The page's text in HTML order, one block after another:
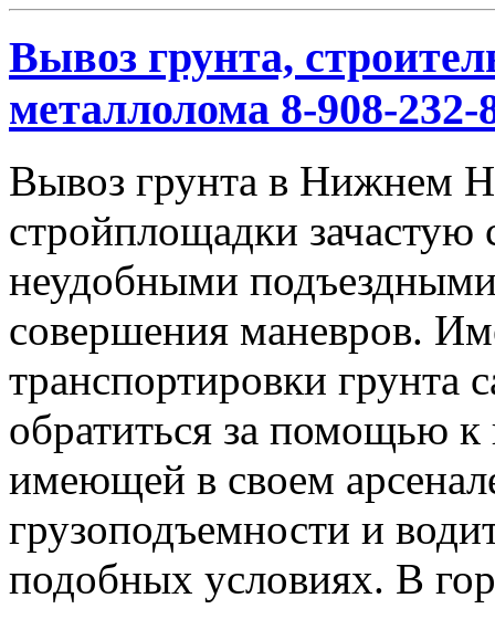
Вывоз грунта,
металлолома 8-908-232-
Вывоз грунта в Нижнем
стройплощадки зачастую
неудобными
совершения маневров.
транспортировки грунта
обратиться за помощью
имеющей в своем
грузоподъемности и
подобных условиях. В